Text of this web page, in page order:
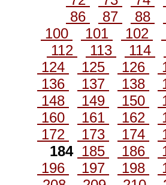
86
87 88
100
101 102
112
113 114
124
125 126
136
137 138
148
149 150
160
161 162
172
173 174
184 185 186
196
197 198